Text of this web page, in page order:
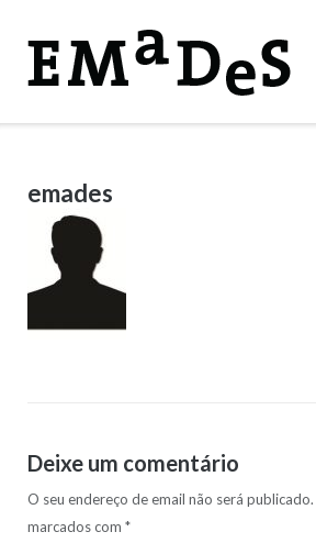
content
emades
Deixe um comentário
O seu endereço de email não será publicado.
marcados com *